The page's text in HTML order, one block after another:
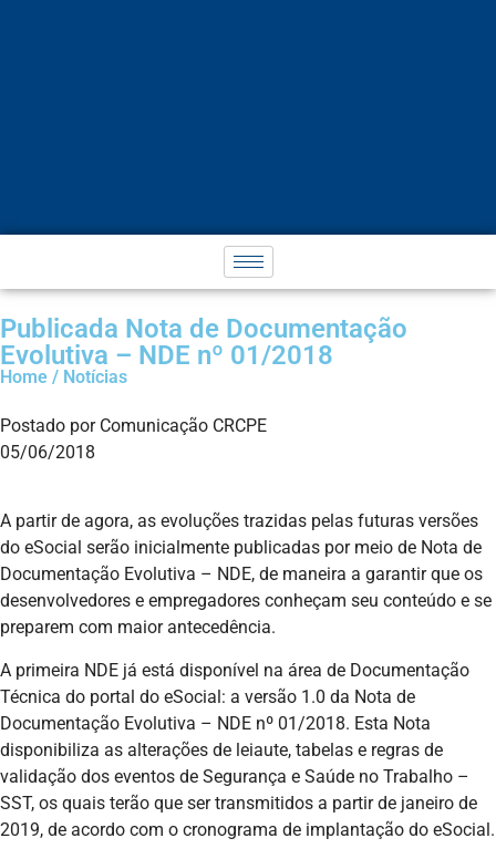
Publicada Nota de Documentação
Evolutiva – NDE nº 01/2018
Home / Notícias
Postado por Comunicação CRCPE
05/06/2018
A partir de agora, as evoluções trazidas pelas futuras versões
do eSocial serão inicialmente publicadas por meio de Nota de
Documentação Evolutiva – NDE, de maneira a garantir que os
desenvolvedores e empregadores conheçam seu conteúdo e se
preparem com maior antecedência.
A primeira NDE já está disponível na área de Documentação
Técnica do portal do eSocial: a versão 1.0 da Nota de
Documentação Evolutiva – NDE nº 01/2018. Esta Nota
disponibiliza as alterações de leiaute, tabelas e regras de
validação dos eventos de Segurança e Saúde no Trabalho –
SST, os quais terão que ser transmitidos a partir de janeiro de
2019, de acordo com o cronograma de implantação do eSocial.